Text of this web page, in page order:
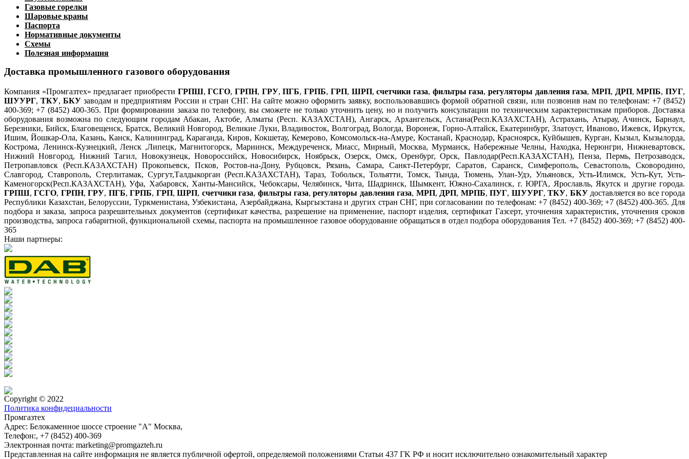
Газовые горелки
Шаровые краны
Паспорта
Нормативные документы
Схемы
Полезная информация
Доставка промышленного газового оборудования
Компания «Промгазтех» предлагает приобрести ГРПШ,ГСГО,ГРПН, ГРУ,ПГБ,ГРПБ, ГРП, ШРП,счетчики газа, фильтры газа, регуляторы давления газа,МРП, ДРП,МРПБ,ПУГ,
ШУУРГ,ТКУ,БКУ заводам и предприятиям России и стран СНГ. На сайте можно оформить заявку, воспользовавшись формой обратной связи, или позвонив нам по телефонам: +7 (8452)
400-369; +7 (8452) 400-365. При формировании заказа по телефону, вы сможете не только уточнить цену, но и получить консультации по техническим характеристикам приборов. Доставка
оборудования возможна по следующим городам Абакан, Актобе, Алматы (Респ. КАЗАХСТАН), Ангарск, Архангельск, Астана(Респ.КАЗАХСТАН), Астрахань, Атырау, Ачинск, Барнаул,
Березники, Бийск, Благовещенск, Братск, Великий Новгород, Великие Луки, Владивосток, Волгоград, Вологда, Воронеж, Горно-Алтайск, Екатеринбург, Златоуст, Иваново, Ижевск, Иркутск,
Ишим, Йошкар-Ола, Казань, Канск, Калининград, Караганда, Киров, Кокшетау, Кемерово, Комсомольск-на-Амуре, Костанай, Краснодар, Красноярск, Куйбышев, Курган, Кызыл, Кызылорда,
Кострома, Ленинск-Кузнецкий, Ленск ,Липецк, Магнитогорск, Мариинск, Междуреченск, Миасс, Мирный, Москва, Мурманск, Набережные Челны, Находка, Нерюнгри, Нижневартовск,
Нижний Новгород, Нижний Тагил, Новокузнецк, Новороссийск, Новосибирск, Ноябрьск, Озерск, Омск, Оренбург, Орск, Павлодар(Респ.КАЗАХСТАН), Пенза, Пермь, Петрозаводск,
Петропавловск (Респ.КАЗАХСТАН) Прокопьевск, Псков, Ростов-на-Дону, Рубцовск, Рязань, Самара, Санкт-Петербург, Саратов, Саранск, Симферополь, Севастополь, Сковородино,
Славгород, Ставрополь, Стерлитамак, Сургут,Талдыкорган (Респ.КАЗАХСТАН), Тараз, Тобольск, Тольятти, Томск, Тында, Тюмень, Улан-Удэ, Ульяновск, Усть-Илимск, Усть-Кут, Усть-
Каменогорск(Респ.КАЗАХСТАН), Уфа, Хабаровск, Ханты-Мансийск, Чебоксары, Челябинск, Чита, Шадринск, Шымкент, Южно-Сахалинск, г. ЮРГА, Ярославль, Якутск и другие города.
ГРПШ,ГСГО, ГРПН,ГРУ, ПГБ,ГРПБ, ГРП,ШРП, счетчики газа, фильтры газа,регуляторы давления газа, МРП, ДРП, МРПБ,ПУГ, ШУУРГ,ТКУ, БКУдоставляется во все города
Республики Казахстан, Белоруссии, Туркменистана, Узбекистана, Азербайджана, Кыргызстана и других стран СНГ, при согласовании по телефонам: +7 (8452) 400-369; +7 (8452) 400-365. Для
подбора и заказа, запроса разрешительных документов (сертификат качества, разрешение на применение, паспорт изделия, сертификат Газсерт, уточнения характеристик, уточнения сроков
производства, запроса габаритной, функциональной схемы, паспорта на промышленное газовое оборудование обращаться в отдел подбора оборудования Тел. +7 (8452) 400-369; +7 (8452) 400-
365
Наши партнеры:
Copyright © 2022
Политика конфидециальности
Промгазтех
Адрес: Белокаменное шоссе строение "А" Москва,
Телефон:, +7 (8452) 400-369
Электронная почта: marketing@promgazteh.ru
Представленная на сайте информация не является публичной офертой, определяемой положениями Статьи 437 ГK РФ и носит исключительно ознакомительный характер